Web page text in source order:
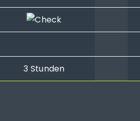
3 Stunden